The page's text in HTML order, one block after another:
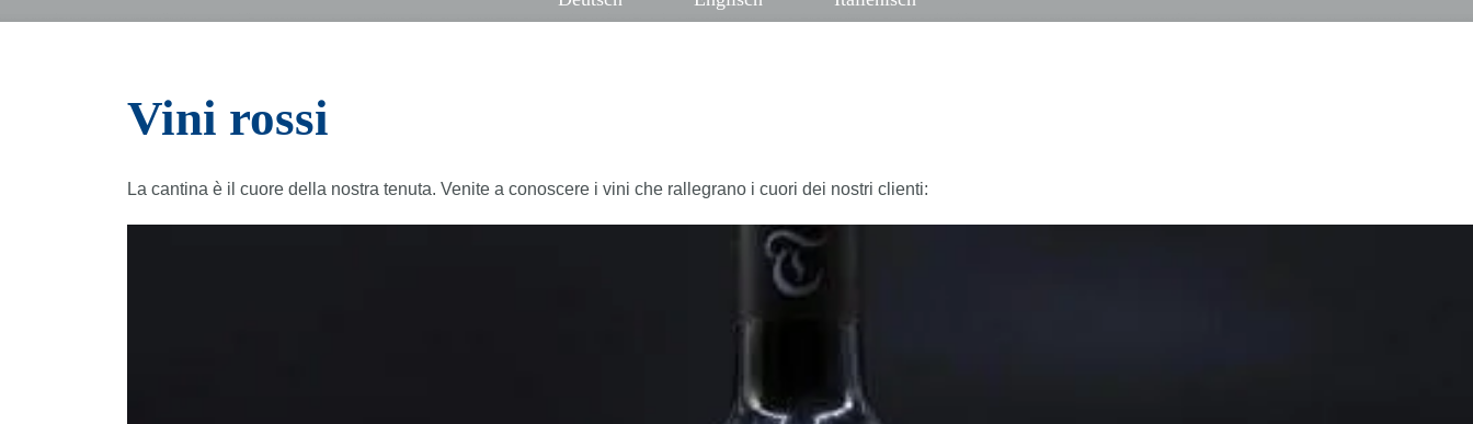
Vini rossi
La cantina è il cuore della nostra tenuta. Venite a conoscere i vini che rallegrano i cuori dei nostri clienti: